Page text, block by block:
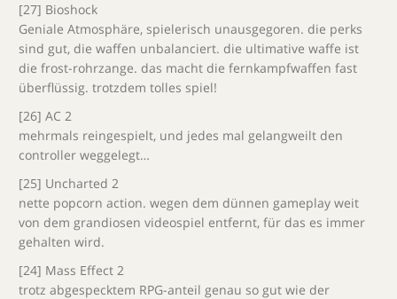
[27] Bioshock
Geniale Atmosphäre, spielerisch unausgegoren. die perks
sind gut, die waffen unbalanciert. die ultimative waffe ist
die frost-rohrzange. das macht die fernkampfwaffen fast
überflüssig. trotzdem tolles spiel!
[26] AC 2
mehrmals reingespielt, und jedes mal gelangweilt den
controller weggelegt…
[25] Uncharted 2
nette popcorn action. wegen dem dünnen gameplay weit
von dem grandiosen videospiel entfernt, für das es immer
gehalten wird.
[24] Mass Effect 2
trotz abgespecktem RPG-anteil genau so gut wie der